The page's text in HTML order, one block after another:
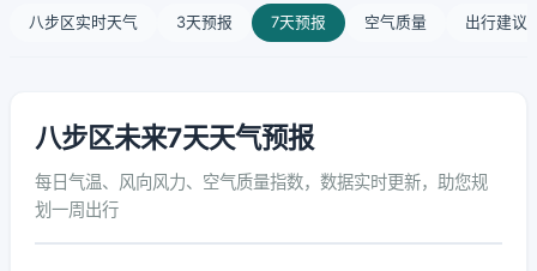
八步区实时天气 3天预报 7天预报 空气质量 出行建议
八步区未来7天天气预报
每日气温、风向风力、空气质量指数，数据实时更新，助您规
划一周出行